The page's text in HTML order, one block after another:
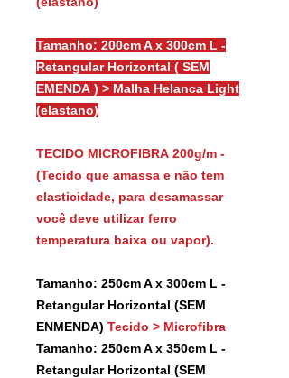
Tamanho: 200cm A x 300cm L -
Retangular Horizontal ( SEM
EMENDA ) > Malha Helanca Light
(elastano)
TECIDO MICROFIBRA 200g/m -
(Tecido que amassa e não tem
elasticidade, para desamassar
você deve utilizar ferro
temperatura baixa ou vapor).
Tamanho: 250cm A x 300cm L -
Retangular Horizontal (SEM
ENMENDA) Tecido > Microfibra
Tamanho: 250cm A x 350cm L -
Retangular Horizontal (SEM